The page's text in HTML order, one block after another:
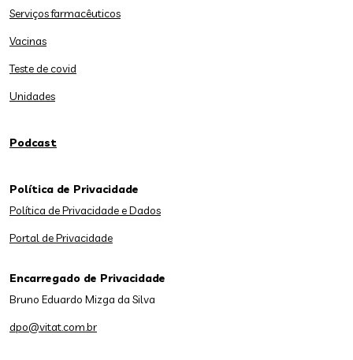
Serviços farmacêuticos
Vacinas
Teste de covid
Unidades
Podcast
Política de Privacidade
Política de Privacidade e Dados
Portal de Privacidade
Encarregado de Privacidade
Bruno Eduardo Mizga da Silva
dpo@vitat.com.br